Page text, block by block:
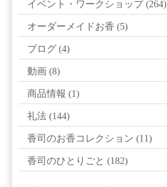
イベント・ワークショップ(264)
オーダーメイドお香 (5)
ブログ (4)
動画 (8)
商品情報 (1)
礼法 (144)
香司のお香コレクション (11)
香司のひとりごと (182)